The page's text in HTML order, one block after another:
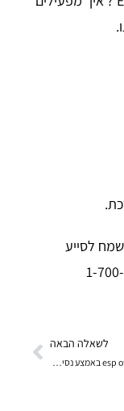
לסייע
לשאלה הבאה